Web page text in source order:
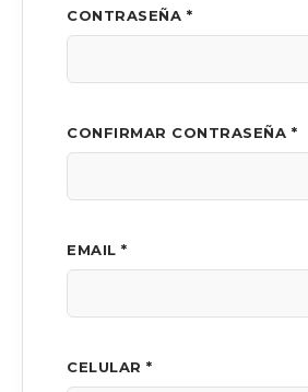
CONTRASEÑA *
CONFIRMAR CONTRASEÑA *
EMAIL *
CELULAR *